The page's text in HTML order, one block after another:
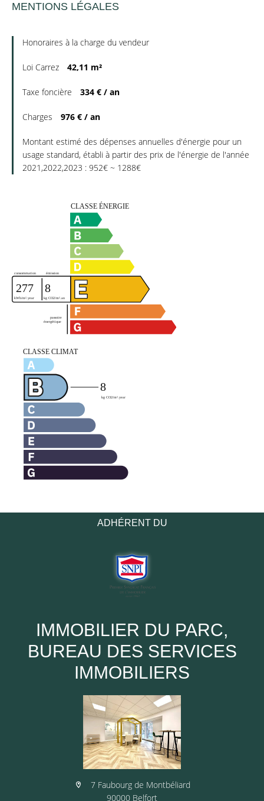
MENTIONS LÉGALES
Honoraires à la charge du vendeur
Loi Carrez 42,11 m²
Taxe foncière 334 € / an
Charges 976 € / an
Montant estimé des dépenses annuelles d'énergie pour un
usage standard, établi à partir des prix de l'énergie de l'année
2021,2022,2023 : 952€ ~ 1288€
ADHÉRENT DU
IMMOBILIER DU PARC,
BUREAU DES SERVICES
IMMOBILIERS
7 Faubourg de Montbéliard
90000 Belfort